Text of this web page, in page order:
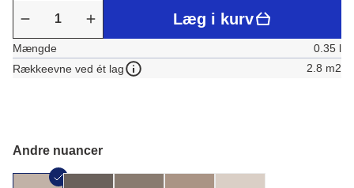
Læg i kurv
Mængde
0.35 l
Rækkeevne ved ét lag
2.8 m2
Andre nuancer